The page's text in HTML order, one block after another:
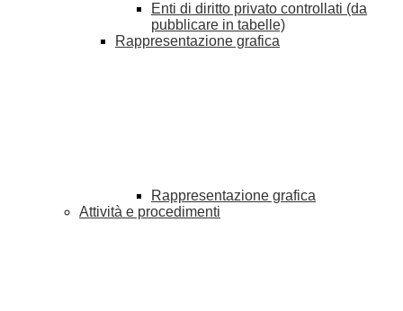
Enti di diritto privato controllati (da
pubblicare in tabelle)
Rappresentazione grafica
Rappresentazione grafica
Attività e procedimenti